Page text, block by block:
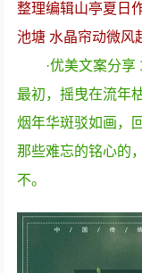
整理编辑山亭夏日
池塘 水晶帘动微风
·优美文案分
最初，摇曳在流年
烟年华斑驳如画，
那些难忘的铭心的
不。